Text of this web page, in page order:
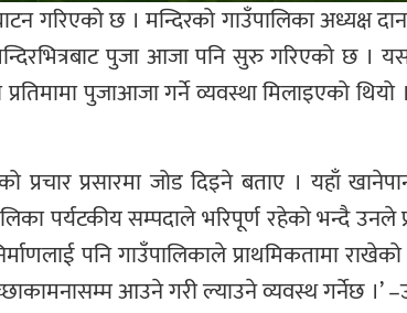
गरिएको छ । मन्दिरको गाउँपालिका अध्यक्ष
पुजा आजा पनि सुरु गरिएको छ ।
पुजाआजा गर्ने व्यवस्था मिलाइएको
प्रचार प्रसारमा जोड दिइने बताए । यहाँ
पर्यटकीय सम्पदाले भरिपूर्ण रहेको भन्दै उनले
पनि गाउँपालिकाले प्राथमिकतामा
आउने गरी ल्याउने व्यवस्थ गर्नेछ ।’